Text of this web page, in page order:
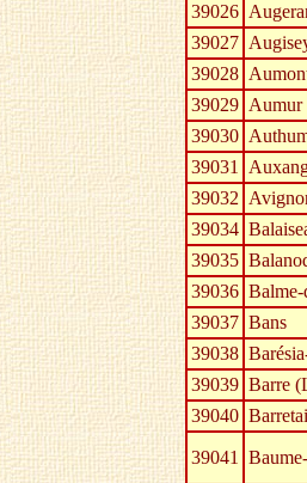
39026
39027
39028
39029 Aumur
39030
39031
39032
39034
39035
39036
39037 Bans
39038
39039 Barre
39040
39041